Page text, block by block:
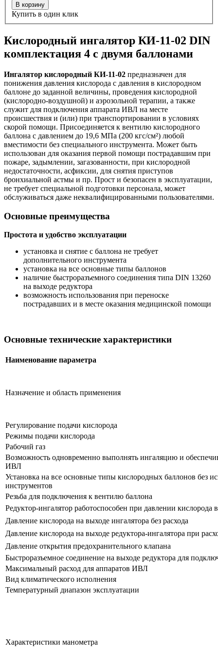
В корзину
Купить в один клик
Кислородный ингалятор КИ-11-02 DIN
комплектация 4 с двумя баллонами
Ингалятор кислородный КИ-11-02 предназначен для
понижения давления кислорода с давления в кислородном
баллоне до заданной величины, проведения кислородной
(кислородно-воздушной) и аэрозольной терапии, а также
служит для подключения аппарата ИВЛ на месте
происшествия и (или) при транспортировании в условиях
скорой помощи. Присоединяется к вентилю кислородного
баллона с давлением до 19,6 МПа (200 кгс/см²) любой
вместимости без специального инструмента. Может быть
использован для оказания первой помощи пострадавшим при
пожаре, задымлении, загазованности, при кислородной
недостаточности, асфиксии, для снятия приступов
бронхиальной астмы и пр. Прост и безопасен в эксплуатации,
не требует специальной подготовки персонала, может
обслуживаться даже неквалифицированными пользователями.
Основные преимущества
Простота и удобство эксплуатации
установка и снятие с баллона не требует
дополнительного инструмента
установка на все основные типы баллонов
наличие быстроразъемного соединения типа DIN 13260
на выходе редуктора
возможность использования при переноске
пострадавших и в месте оказания медицинской помощи
Основные технические характеристики
Наименование параметра
Назначение и область применения
Регулирование подачи кислорода
Режимы подачи кислорода
Рабочий газ
Возможность одновременно выполнять ингаляцию и
ИВЛ
Установка на все основные типы кислородных баллонов без
инструментов
Резьба для подключения к вентилю баллона
Редуктор-ингалятор работоспособен при давлении кислорода
Давление кислорода на выходе ингалятора без расхода
Давление кислорода на выходе редуктора-ингалятора при
Давление открытия предохранительного клапана
Быстроразъемное соединение на выходе редуктора для
Максимальный расход для аппаратов ИВЛ
Вид климатического исполнения
Температурный диапазон эксплуатации
Характеристики манометра